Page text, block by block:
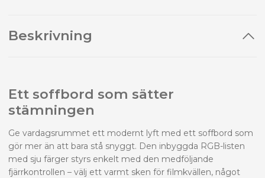
Beskrivning
Ett soffbord som sätter
stämningen
Ge vardagsrummet ett modernt lyft med ett soffbord som
gör mer än att bara stå snyggt. Den inbyggda RGB-listen
med sju färger styrs enkelt med den medföljande
fjärrkontrollen – välj ett varmt sken för filmkvällen, något